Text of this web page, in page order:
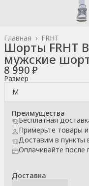
FRHT
Главная ›
Шорты FRHT
мужские
8 990 ₽
Размер
M
Преимущества
Бесплатная
Примерьте товары
Доставим в
Оплачивайте после
Доставка